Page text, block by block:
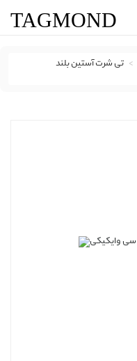
TAGMOND
تی شرت آستین بلند